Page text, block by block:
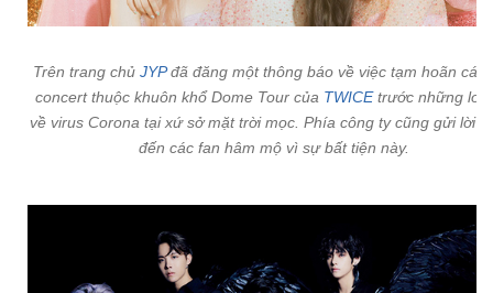
Trên trang chủ JYPđã đăng một thông báo về việc tạm hoãn các
concert thuộc khuôn khổ Dome Tour của TWICEtrước những lo
về virus Corona tại xứ sở mặt trời mọc. Phía công ty cũng gửi lời
đến các fan hâm mộ vì sự bất tiện này.